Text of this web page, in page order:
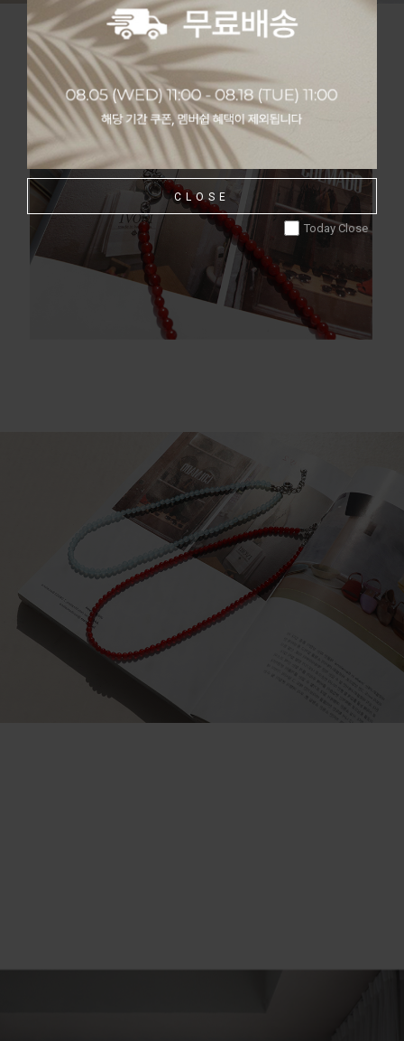
CLOSE
Today Close